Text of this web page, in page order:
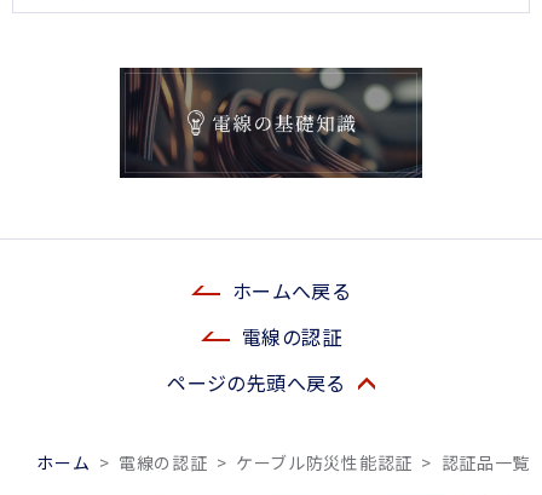
電線の認証
ホームへ戻る
ページの先頭へ戻る
ホーム > 電線の認証 > ケーブル防災性能認証 > 認証品一覧